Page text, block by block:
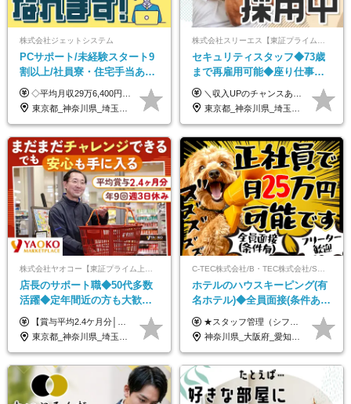
株式会社ジェットシステム
PCサポート/未経験スタート9
割以上/社員寮・住宅手当あり/
正社員デビューOK/20代～30
代活躍中/全国募集
◇平均月収29万6,400円(各種手当含む) ◇住宅手当⇒最大家賃の半額支給 ◇賞与年2回支給 ■月給22万5,000円以上＋地域手当＋時間外手当＋住宅手当＋家族手当 ※経験やスキルに応じて給与を決定します ※試用期間2ヶ月あり（期間内は時給1,060円以上となります） └地域により上がる可能性があり／例：東京都時給1,370円 └その他待遇に差異なし ＜モデル月収例＞ 1年目：296,400円 3年目：320,000円 【固定残業代について】 なし（残業代は、実際の労働時間に応じて別途全額支給）
東京都_神奈川県_埼玉県_千葉県_大阪府_愛知県_北海道_青森県_岩手県_宮城県_秋田県_山形県_福島県_茨城県_群馬県_新潟県_山梨県_長野県_富山県_石川県_静岡県_岐阜県_三重県_兵庫県_京都府_滋賀県_奈良県_和歌山県_広島県_岡山県_鳥取県_島根県_山口県_徳島県_香川県_愛媛県_高知県_福岡県_熊本県_佐賀県_長崎県_大分県_宮崎県_沖縄県
セキュリティスタッフ◆73歳
まで再雇用可能◆座り仕事中
心◆東証プライム上場G◆応
募者全員面接◆賞与年2回
＼収入UPのチャンスあり◎昇給も可能です！／ ◆正社員 月給(地域による）＋グレード手当、深夜手当、残業代（全額支給）等の各種手当＋賞与年2回 ＜東京都／神奈川県（横浜市）＞ 月給21万4000円～27万円 ＜埼玉県／千葉県＞ 月給19万90000円～25万1000円 ＜栃木県／茨城県／山梨県＞ 月給18万4000円～23万6000円 【試用期間】 正社員：3ヵ月 アルバイト：なし ※試用期間と本採用後の給与・待遇に差異はありません ※グレード手当、深夜手当の詳細額は面接にてご案内させていただきます ※正社員は60歳定年のため、60代の方は嘱託社員での採用です。給与条件は嘱託給与となり、退職金と賞与がありません ＼正社員は「グレード認定制」という評価あり！制度勤続年数等に応じて入社時から手当を支給／ ◆グレードI：＋2000円（入社時～） ◆グレードII：＋5000円（在籍1年以上＆当社基準に当てはまる方） ◆グレードIII：＋1万円（社内試験の合格者） ◆アルバイト・パート 東京都:時給1226円 神奈川県:時給1225円 千葉県：時給1140円 埼玉県:時給1141円 栃木県:1068円 茨城県:1074円 山梨県:1052円
東京都_神奈川県_埼玉県_千葉県_茨城県_栃木県_山梨県
店長のサポート職◆50代多数
活躍◆定年間近の方も大歓
迎！◆出勤はお昼から◆平均
賞与2.4ヶ月分◆残業少なめ
【賞与平均2.4ケ月分│決算賞与も20年以上連続で支給中！】 ＜月収例＞ 月収29万円（地域限定正社員／残業代・各種手当含む） 月収26万円（契約社員／残業代・各種手当含む） ◆月給：月給258,400円～361,500円＋残業代＋各種手当 ※給与は前職での経験、スキルを考慮し、決定します ※残業代は全額支給します ※契約社員としてご入社いただく方は、賞与額に差異あり。詳細は面接でお話しします ※試用期間3ヶ月あり。条件に変更はありません ※契約社員の場合：契約期間12カ月（更新あり） ※60歳未満でご入社いただいた方も、60歳になったタイミングで雇用形態は契約社員に切り替えとなります。
東京都_神奈川県_埼玉県_千葉県_茨城県_栃木県_群馬県
ホテルのハウスキーピング(有
名ホテル)◆全員面接(条件あ
り)◆未経験OK◆リゾート地
も選べる◆月25万円
★スタッフ管理（シフト調整など）の経験があれば【月給28万円以上】 ★賞与支給実績：基本給の2ヶ月分～3ヶ月分 ＝＝ライフスタイルに合わせて働き方を選べます＝＝ ■正社員 ＜未経験者＞月給25万円(寮なしの場合)～35万円＋賞与年2回 ＜経験者＞月給28万円～35万円＋賞与年2回 ※寮をご利用の場合は月給22万円～ ※経験やスキルに応じて決定します ※残業代全額支給 ※試用期間（3ヶ月間）中の雇用形態や待遇に差異はありません ※正社員の場合、転勤の可能性あり ■契約社員 月給22万円～＋残業代全額支給 ※契約社員の場合、賞与の支給および転勤の可能性はありません ※勤務時間や勤務日数の希望があればご相談に応じます ※試用期間なし ※契約の更新 有(勤務状況により判断する) 更新上限 有(通算契約期間の上限 1年/更新回数の上限 なし)
神奈川県_大阪府_愛知県_北海道_兵庫県_京都府_広島県_福岡県_大分県_宮崎県_鹿児島県_沖縄県